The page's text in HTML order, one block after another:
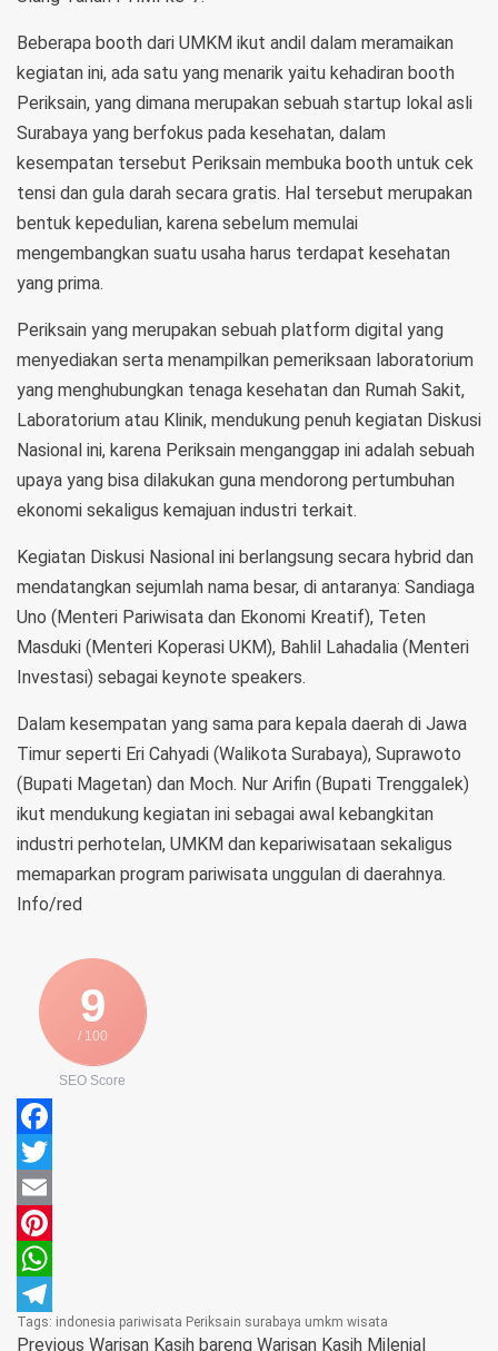
Beberapa booth dari UMKM ikut andil dalam meramaikan
kegiatan ini, ada satu yang menarik yaitu kehadiran booth
Periksain, yang dimana merupakan sebuah startup lokal asli
Surabaya yang berfokus pada kesehatan, dalam
kesempatan tersebut Periksain membuka booth untuk cek
tensi dan gula darah secara gratis. Hal tersebut merupakan
bentuk kepedulian, karena sebelum memulai
mengembangkan suatu usaha harus terdapat kesehatan
yang prima.
Periksain yang merupakan sebuah platform digital yang
menyediakan serta menampilkan pemeriksaan laboratorium
yang menghubungkan tenaga kesehatan dan Rumah Sakit,
Laboratorium atau Klinik, mendukung penuh kegiatan Diskusi
Nasional ini, karena Periksain menganggap ini adalah sebuah
upaya yang bisa dilakukan guna mendorong pertumbuhan
ekonomi sekaligus kemajuan industri terkait.
Kegiatan Diskusi Nasional ini berlangsung secara hybrid dan
mendatangkan sejumlah nama besar, di antaranya: Sandiaga
Uno (Menteri Pariwisata dan Ekonomi Kreatif), Teten
Masduki (Menteri Koperasi UKM), Bahlil Lahadalia (Menteri
Investasi) sebagai keynote speakers.
Dalam kesempatan yang sama para kepala daerah di Jawa
Timur seperti Eri Cahyadi (Walikota Surabaya), Suprawoto
(Bupati Magetan) dan Moch. Nur Arifin (Bupati Trenggalek)
ikut mendukung kegiatan ini sebagai awal kebangkitan
industri perhotelan, UMKM dan kepariwisataan sekaligus
memaparkan program pariwisata unggulan di daerahnya.
Info/red
9
/ 100
SEO Score
Facebook
Twitter
Email
Pinterest
WhatsApp
Telegram
Tags: indonesia pariwisata Periksain surabaya umkm wisata
Previous Warisan Kasih bareng Warisan Kasih Milenial